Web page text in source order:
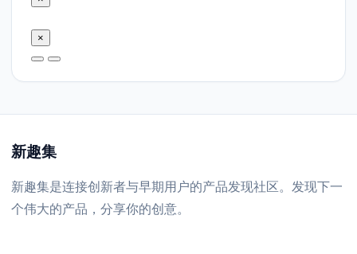
×
新趣集
新趣集是连接创新者与早期用户的产品发现社区。发现下一
个伟大的产品，分享你的创意。